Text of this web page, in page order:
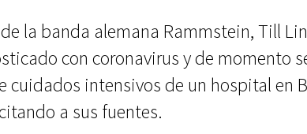
la banda alemana Rammstein, Till
con coronavirus y de momento
cuidados intensivos de un hospital en
a sus fuentes.